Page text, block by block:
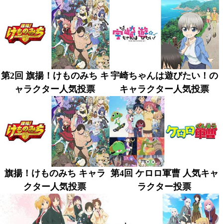
第2回 旗揚！けものみち キ
ャラクター人気投票
宇崎ちゃんは遊びたい！の
キャラクター人気投票
旗揚！けものみち キャラ
クター人気投票
第4回 ケロロ軍曹 人気キャ
ラクター投票